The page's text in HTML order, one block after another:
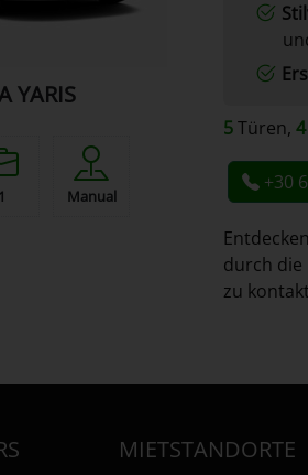
YARIS
1 Manual
5Türen, 4
+30
durch die
zu
MIETSTANDORTE